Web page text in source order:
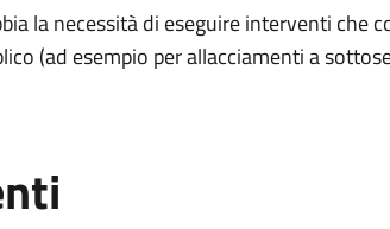
la necessità di eseguire interventi che
(ad esempio per allacciamenti a